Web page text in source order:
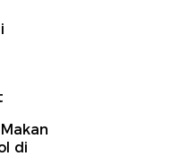
di